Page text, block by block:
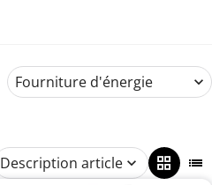
Fourniture d'énergie
Description article